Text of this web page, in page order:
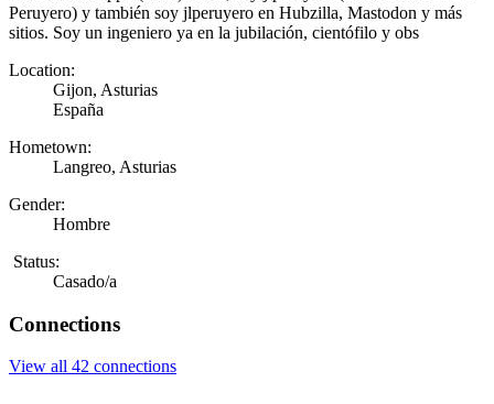
Peruyero) y también soy jlperuyero en Hubzilla, Mastodon y más
sitios. Soy un ingeniero ya en la jubilación, cientófilo y obs
Location:
Gijon, Asturias
España
Hometown:
Langreo, Asturias
Gender:
Hombre
Status:
Casado/a
Connections
View all 42 connections